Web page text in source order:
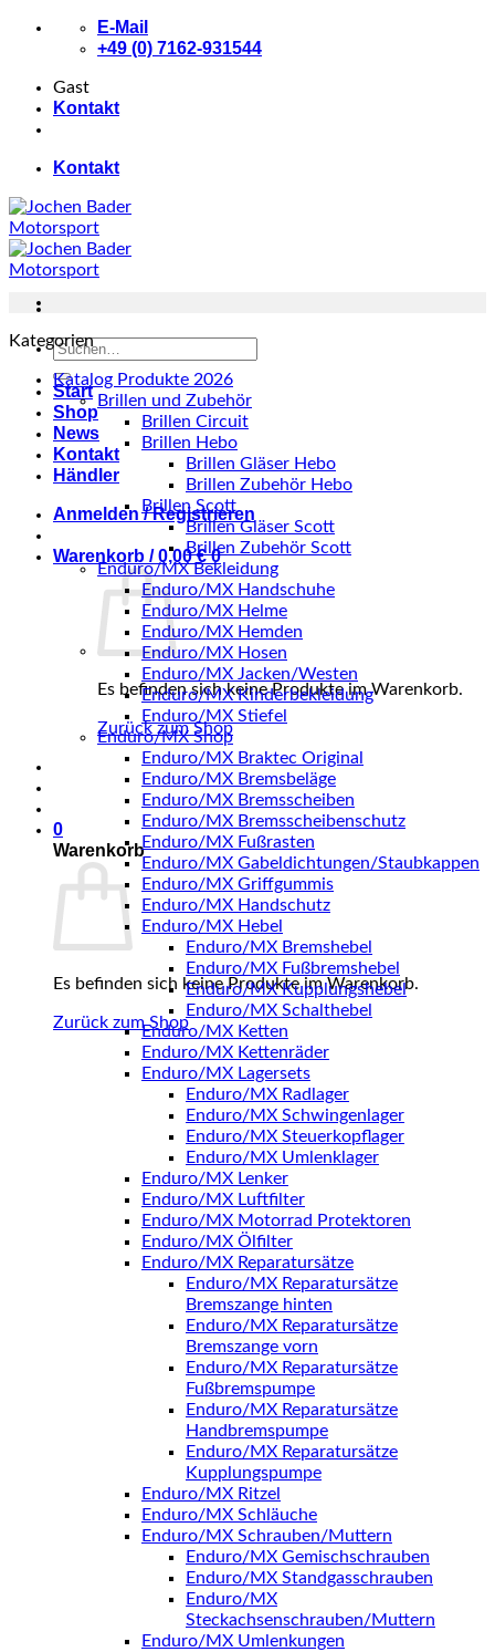
Zum
E-Mail
+49 (0) 7162-931544
Gast
Kontakt
Kontakt
Suchen
Start
Shop
News
Kontakt
Händler
Anmelden / Registrieren
Warenkorb /0,00€ 0
Es befinden sich keine Produkte im Warenkorb.
Zurück zum Shop
0
Warenkorb
Es befinden sich keine Produkte im Warenkorb.
Zurück zum Shop
Kategorien
Katalog Produkte 2026
Brillen und Zubehör
Brillen Circuit
Brillen Hebo
Brillen Gläser Hebo
Brillen Zubehör Hebo
Brillen Scott
Brillen Gläser Scott
Brillen Zubehör Scott
Enduro/MX Bekleidung
Enduro/MX Handschuhe
Enduro/MX Helme
Enduro/MX Hemden
Enduro/MX Hosen
Enduro/MX Jacken/Westen
Enduro/MX Kinderbekleidung
Enduro/MX Stiefel
Enduro/MX Shop
Enduro/MX Braktec Original
Enduro/MX Bremsbeläge
Enduro/MX Bremsscheiben
Enduro/MX Bremsscheibenschutz
Enduro/MX Fußrasten
Enduro/MX Gabeldichtungen/Staubkappen
Enduro/MX Griffgummis
Enduro/MX Handschutz
Enduro/MX Hebel
Enduro/MX Bremshebel
Enduro/MX Fußbremshebel
Enduro/MX Kupplungshebel
Enduro/MX Schalthebel
Enduro/MX Ketten
Enduro/MX Kettenräder
Enduro/MX Lagersets
Enduro/MX Radlager
Enduro/MX Schwingenlager
Enduro/MX Steuerkopflager
Enduro/MX Umlenklager
Enduro/MX Lenker
Enduro/MX Luftfilter
Enduro/MX Motorrad Protektoren
Enduro/MX Ölfilter
Enduro/MX Reparatursätze
Enduro/MX Reparatursätze
Bremszange hinten
Enduro/MX Reparatursätze
Bremszange vorn
Enduro/MX Reparatursätze
Fußbremspumpe
Enduro/MX Reparatursätze
Handbremspumpe
Enduro/MX Reparatursätze
Kupplungspumpe
Enduro/MX Ritzel
Enduro/MX Schläuche
Enduro/MX Schrauben/Muttern
Enduro/MX Gemischschrauben
Enduro/MX Standgasschrauben
Enduro/MX
Steckachsenschrauben/Muttern
Enduro/MX Umlenkungen